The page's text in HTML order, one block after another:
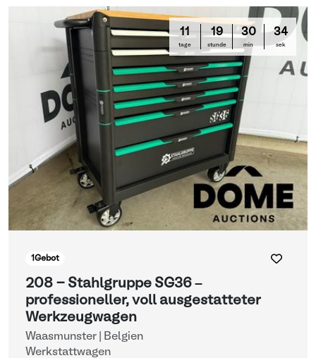
11
tage
19
stunde
30
min
34
sek
1 Gebot
208 - Stahlgruppe SG36 –
professioneller, voll ausgestatteter
Werkzeugwagen
Waasmunster | Belgien
Werkstattwagen